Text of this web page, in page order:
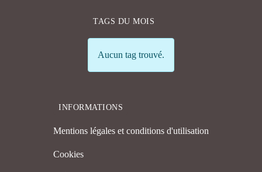
TAGS DU MOIS
Info
Aucun tag trouvé.
INFORMATIONS
Mentions légales et conditions d'utilisation
Cookies